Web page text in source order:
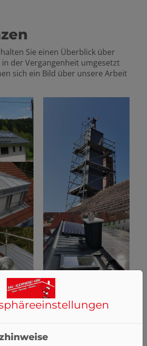
Sie einen Überblick über
der Vergangenheit umgesetzt
sich ein Bild über unsere Arbeit